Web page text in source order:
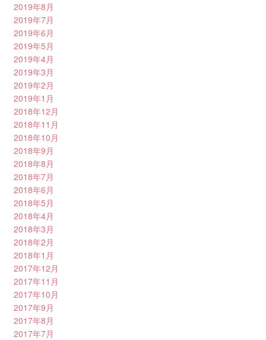
2019年8月
2019年7月
2019年6月
2019年5月
2019年4月
2019年3月
2019年2月
2019年1月
2018年12月
2018年11月
2018年10月
2018年9月
2018年8月
2018年7月
2018年6月
2018年5月
2018年4月
2018年3月
2018年2月
2018年1月
2017年12月
2017年11月
2017年10月
2017年9月
2017年8月
2017年7月